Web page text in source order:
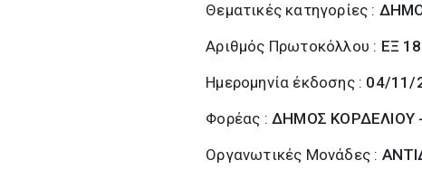
Θεματικές κατηγορίες :
Αριθμός Πρωτοκόλλου : ΕΞ
Ημερομηνία έκδοσης : 04/11/
Φορέας :ΔΗΜΟΣ ΚΟΡΔΕΛΙΟΥ
Οργανωτικές Μονάδες :